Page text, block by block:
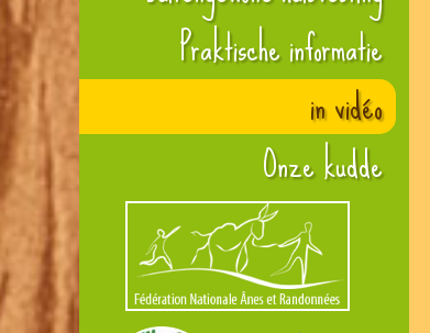
Praktische informatie
in vidéo
Onze kudde